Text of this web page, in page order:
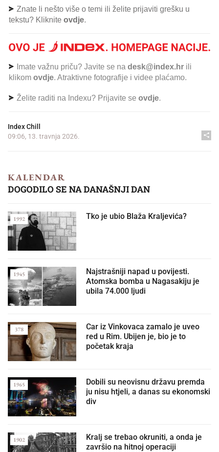
Znate li nešto više o temi ili želite prijaviti grešku u
tekstu? Kliknite ovdje.
Imate važnu priču? Javite se na desk@index.hr ili
klikom ovdje. Atraktivne fotografije i videe plaćamo.
Želite raditi na Indexu? Prijavite se ovdje.
Index Chill
09:06, 13. travnja 2026.
KALENDAR
DOGODILO SE NA DANAŠNJI DAN
Tko je ubio Blaža Kraljevića?
1992
Najstrašniji napad u povijesti.
Atomska bomba u Nagasakiju je
ubila 74.000 ljudi
1945
Car iz Vinkovaca zamalo je uveo
red u Rim. Ubijen je, bio je to
početak kraja
378
Dobili su neovisnu državu premda
ju nisu htjeli, a danas su ekonomski
div
1965
Kralj se trebao okruniti, a onda je
završio na hitnoj operaciji
1902